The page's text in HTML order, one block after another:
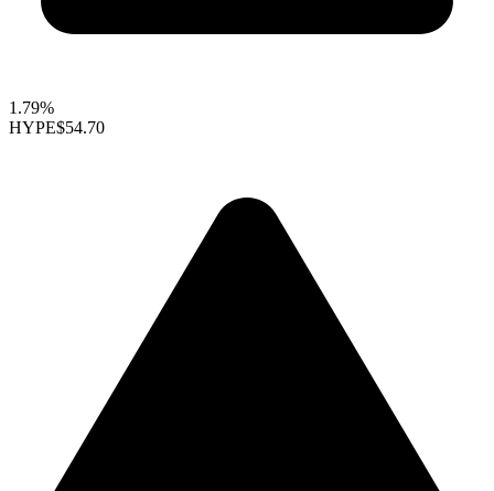
1.79%
HYPE$54.70